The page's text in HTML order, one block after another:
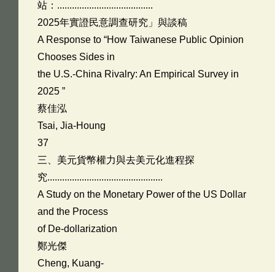
站：.......................................
2025年實證民意調查研究」與談稿
A Response to “How Taiwanese Public Opinion
Chooses Sides in
the U.S.-China Rivalry: An Empirical Survey in
2025 ”
蔡佳泓
Tsai, Jia-Houng
37
三、美元貨幣權力與去美元化進程探
究...............................................
A Study on the Monetary Power of the US Dollar
and the Process
of De-dollarization
鄭光傑
Cheng, Kuang-